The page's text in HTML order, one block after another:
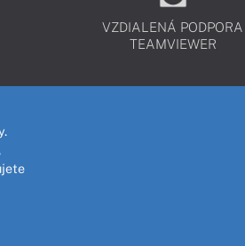
VZDIALENÁ PODPORA
TEAMVIEWER